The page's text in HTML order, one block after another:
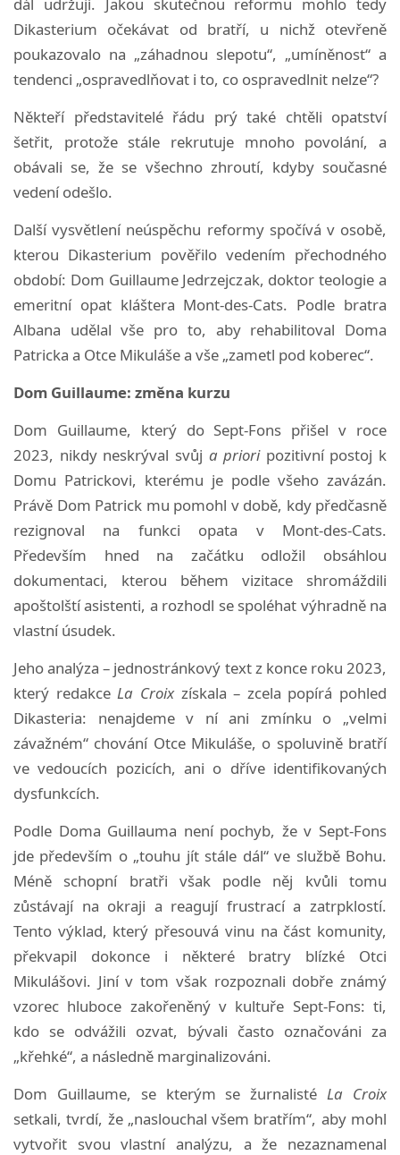
Dikasterium očekávat od bratří, u nichž otevřeně
poukazovalo na „záhadnou slepotu“, „umíněnost“ a
tendenci „ospravedlňovat i to, co ospravedlnit nelze“?
Někteří představitelé řádu prý také chtěli opatství
šetřit, protože stále rekrutuje mnoho povolání, a
obávali se, že se všechno zhroutí, kdyby současné
vedení odešlo.
Další vysvětlení neúspěchu reformy spočívá v osobě,
kterou Dikasterium pověřilo vedením přechodného
období: Dom Guillaume Jedrzejczak, doktor teologie a
emeritní opat kláštera Mont-des-Cats. Podle bratra
Albana udělal vše pro to, aby rehabilitoval Doma
Patricka a Otce Mikuláše a vše „zametl pod koberec“.
Dom Guillaume: změna kurzu
Dom Guillaume, který do Sept-Fons přišel v roce
2023, nikdy neskrýval svůj a prioripozitivní postoj k
Domu Patrickovi, kterému je podle všeho zavázán.
Právě Dom Patrick mu pomohl v době, kdy předčasně
rezignoval na funkci opata v Mont-des-Cats.
Především hned na začátku odložil obsáhlou
dokumentaci, kterou během vizitace shromáždili
apoštolští asistenti, a rozhodl se spoléhat výhradně na
vlastní úsudek.
Jeho analýza – jednostránkový text z konce roku 2023,
který redakce La Croixzískala – zcela popírá pohled
Dikasteria: nenajdeme v ní ani zmínku o „velmi
závažném“ chování Otce Mikuláše, o spoluvině bratří
ve vedoucích pozicích, ani o dříve identifikovaných
dysfunkcích.
Podle Doma Guillauma není pochyb, že v Sept-Fons
jde především o „touhu jít stále dál“ ve službě Bohu.
Méně schopní bratři však podle něj kvůli tomu
zůstávají na okraji a reagují frustrací a zatrpklostí.
Tento výklad, který přesouvá vinu na část komunity,
překvapil dokonce i některé bratry blízké Otci
Mikulášovi. Jiní v tom však rozpoznali dobře známý
vzorec hluboce zakořeněný v kultuře Sept-Fons: ti,
kdo se odvážili ozvat, bývali často označováni za
„křehké“, a následně marginalizováni.
Dom Guillaume, se kterým se žurnalisté La Croix
setkali, tvrdí, že „naslouchal všem bratřím“, aby mohl
vytvořit svou vlastní analýzu, a že nezaznamenal